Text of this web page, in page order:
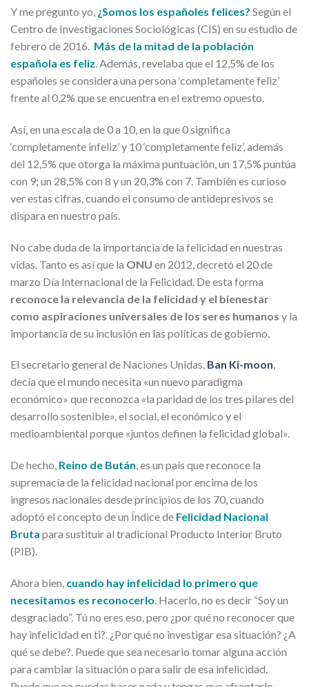
Y me pregunto yo, ¿Somos los españoles felices? Según el
Centro de Investigaciones Sociológicas (CIS) en su estudio de
febrero de 2016. Más de la mitad de la población
española es feliz.Además, revelaba que el 12,5% de los
españoles se considera una persona ‘completamente feliz’
frente al 0,2% que se encuentra en el extremo opuesto.
Así, en una escala de 0 a 10, en la que 0 significa
‘completamente infeliz’ y 10 ‘completamente feliz’, además
del 12,5% que otorga la máxima puntuación, un 17,5% puntúa
con 9; un 28,5% con 8 y un 20,3% con 7. También es curioso
ver estas cifras, cuando el consumo de antidepresivos se
dispara en nuestro país.
No cabe duda de la importancia de la felicidad en nuestras
vidas. Tanto es así que la ONU en 2012, decretó el 20 de
marzo Día Internacional de la Felicidad. De esta forma
reconoce la relevancia de la felicidad y el bienestar
como aspiraciones universales de los seres humanos y la
importancia de su inclusión en las políticas de gobierno.
El secretario general de Naciones Unidas, Ban Ki-moon,
decía que el mundo necesita «un nuevo paradigma
económico» que reconozca «la paridad de los tres pilares del
desarrollo sostenible», el social, el económico y el
medioambiental porque «juntos definen la felicidad global».
De hecho, Reino de Bután, es un país que reconoce la
supremacía de la felicidad nacional por encima de los
ingresos nacionales desde principios de los 70, cuando
adoptó el concepto de un Índice de Felicidad Nacional
Bruta para sustituir al tradicional Producto Interior Bruto
(PIB).
Ahora bien, cuando hay infelicidad lo primero que
necesitamos es reconocerlo. Hacerlo, no es decir “Soy un
desgraciado”. Tú no eres eso, pero ¿por qué no reconocer que
hay infelicidad en ti?. ¿Por qué no investigar esa situación? ¿A
qué se debe?. Puede que sea necesario tomar alguna acción
para cambiar la situación o para salir de esa infelicidad.